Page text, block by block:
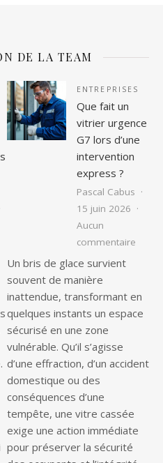
DE LA TEAM
sur Vitrier à Versoix : les services
ENTREPRISES
Que fait un
vitrier urgence
G7 lors d’une
intervention
express ?
Pascal Cabus
15 juin 2026
Aucun
commentaire
Un bris de glace survient
souvent de manière
inattendue, transformant en
quelques instants un espace
sécurisé en une zone
vulnérable. Qu’il s’agisse
d’une effraction, d’un accident
domestique ou des
conséquences d’une
tempête, une vitre cassée
exige une action immédiate
pour préserver la sécurité